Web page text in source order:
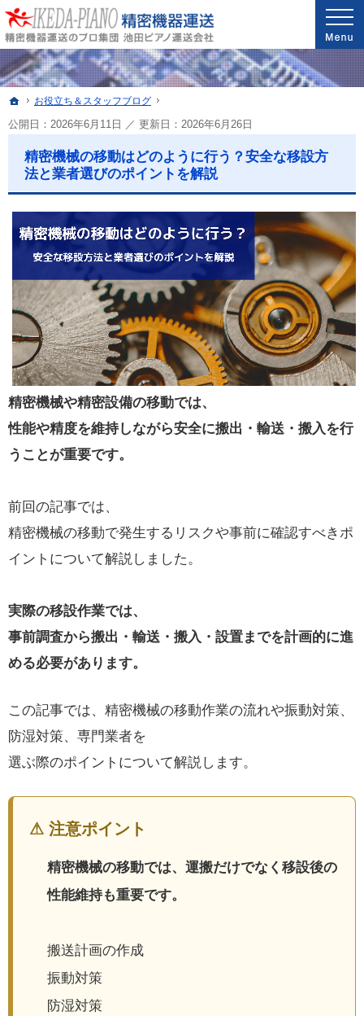
安心と信頼の実績。精密機器・医療機器の運送・配送なら当社へ。
精密機器・医療機器の運送・配送なら世界最高レベルの配送技能を誇る池田ピアノ運送
ホーム
お役立ち＆スタッフブログ
公開日：2026年6月11日 ／ 更新日： 2026年6月26日
精密機械の移動はどのように行う？安全な移設方
法と業者選びのポイントを解説
精密機械や精密設備の移動では、
性能や精度を維持しながら安全に搬出・輸送・搬入を行
うことが重要です。
前回の記事では、
精密機械の移動で発生するリスクや事前に確認すべきポ
イントについて解説しました。
実際の移設作業では、
事前調査から搬出・輸送・搬入・設置までを計画的に進
める必要があります。
この記事では、精密機械の移動作業の流れや振動対策、
防湿対策、専門業者を
選ぶ際のポイントについて解説します。
⚠ 注意ポイント
精密機械の移動では、運搬だけでなく移設後の
性能維持も重要です。
搬送計画の作成
振動対策
防湿対策